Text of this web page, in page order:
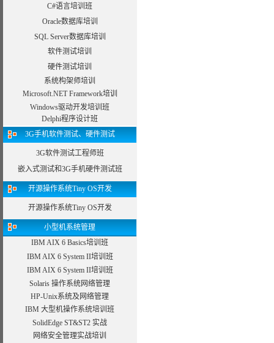
C#语言培训班
Oracle数据库培训
SQL Server数据库培训
软件测试培训
硬件测试培训
系统构架师培训
Microsoft.NET Framework培训
Windows驱动开发培训班
Delphi程序设计班
3G手机软件测试、硬件测试
3G软件测试工程师班
嵌入式测试和3G手机硬件测试班
开源操作系统Tiny OS开发
开源操作系统Tiny OS开发
小型机系统管理
IBM AIX 6 Basics培训班
IBM AIX 6 System II培训班
IBM AIX 6 System II培训班
Solaris 操作系统网络管理
HP-Unix系统及网络管理
IBM 大型机操作系统培训班
SolidEdge ST&ST2 实战
网络安全管理实战培训